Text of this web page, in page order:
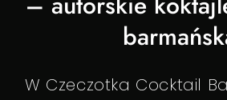
W Czeczotka Cocktail